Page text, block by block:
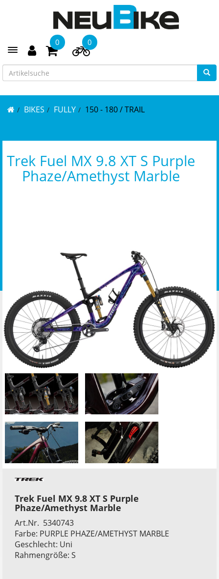
Toggle navigation
0 0
BIKES FULLY 150 - 180 / TRAIL
Trek Fuel MX 9.8 XT S Purple
Phaze/Amethyst Marble
Trek Fuel MX 9.8 XT S Purple
Phaze/Amethyst Marble
Art.Nr. 5340743
Farbe: PURPLE PHAZE/AMETHYST MARBLE
Geschlecht: Uni
Rahmengröße: S